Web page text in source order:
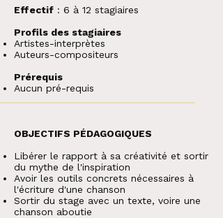
Effectif : 6 à 12 stagiaires
Profils des stagiaires
Artistes-interprètes
Auteurs-compositeurs
Prérequis
Aucun pré-requis
OBJECTIFS PÉDAGOGIQUES
Libérer le rapport à sa créativité et sortir
du mythe de l'inspiration
Avoir les outils concrets nécessaires à
l'écriture d'une chanson
Sortir du stage avec un texte, voire une
chanson aboutie